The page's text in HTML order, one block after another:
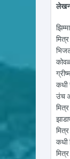
कधी
उंच
कधी